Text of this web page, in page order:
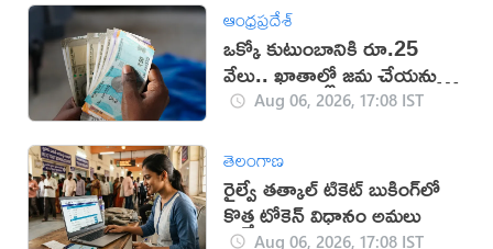
ఆంధ్రప్రదేశ్
ఒక్కో కుటుంబానికి రూ.25
వేలు.. ఖాతాల్లో జ‌మ చేయ‌నున్న
ప్ర‌భుత్వం..!
Aug 06, 2026, 17:08 IST
తెలంగాణ
రైల్వే తత్కాల్ టికెట్ బుకింగ్‌లో
కొత్త టోకెన్ విధానం అమలు
Aug 06, 2026, 17:08 IST